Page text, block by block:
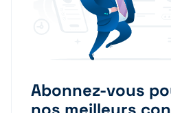
Abonnez-vous